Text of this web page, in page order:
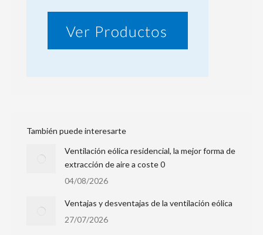
También puede interesarte
Ventilación eólica residencial, la mejor forma de
extracción de aire a coste 0
04/08/2026
Ventajas y desventajas de la ventilación eólica
27/07/2026